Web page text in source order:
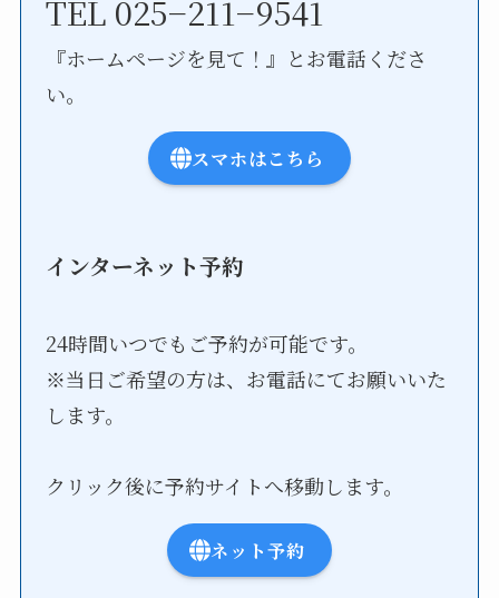
TEL 025−211−9541
『ホームページを見て！』とお電話くださ
い。
スマホはこちら
インターネット予約
24時間いつでもご予約が可能です。
※当日ご希望の方は、お電話にてお願いいた
します。
クリック後に予約サイトへ移動します。
ネット予約